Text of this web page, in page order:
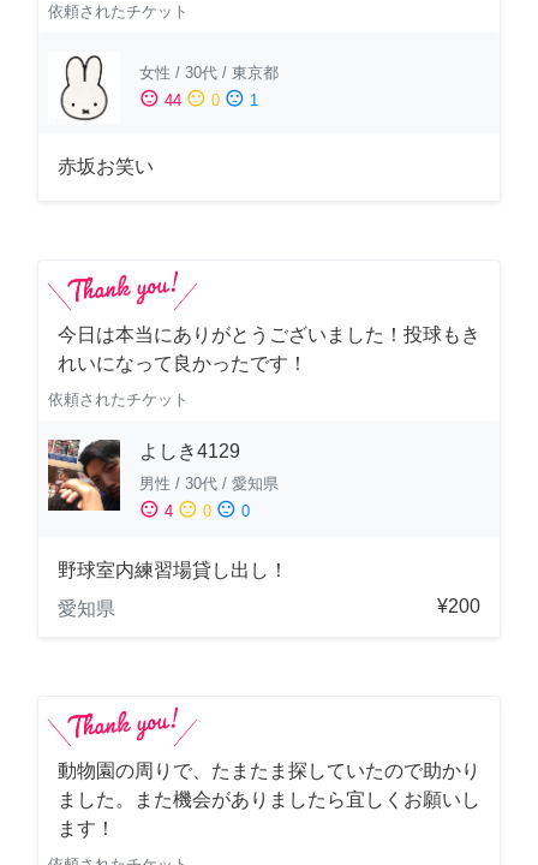
依頼されたチケット
女性 / 30代 / 東京都
sentiment_satisfied 44 sentiment_neutral 0 sentiment_dissatisfied 1
赤坂お笑い
今日は本当にありがとうございました！投球もき
れいになって良かったです！
依頼されたチケット
よしき4129
男性 / 30代 / 愛知県
sentiment_satisfied 4 sentiment_neutral 0 sentiment_dissatisfied 0
野球室内練習場貸し出し！
愛知県
¥200
動物園の周りで、たまたま探していたので助かり
ました。また機会がありましたら宜しくお願いし
ます！